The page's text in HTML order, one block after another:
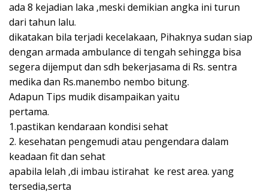
ada 8 kejadian laka ,meski demikian angka ini turun
dari tahun lalu.
dikatakan bila terjadi kecelakaan, Pihaknya sudan siap
dengan armada ambulance di tengah sehingga bisa
segera dijemput dan sdh bekerjasama di Rs. sentra
medika dan Rs.manembo nembo bitung.
Adapun Tips mudik disampaikan yaitu
pertama.
1.pastikan kendaraan kondisi sehat
2. kesehatan pengemudi atau pengendara dalam
keadaan fit dan sehat
apabila lelah ,di imbau istirahat ke rest area. yang
tersedia,serta